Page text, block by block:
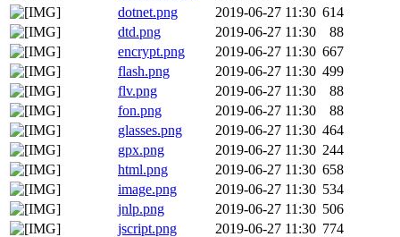
dotnet.png
2019-06-27 11:30 614
dtd.png
2019-06-27 11:30
88
encrypt.png
2019-06-27 11:30 667
flash.png
2019-06-27 11:30 499
flv.png
2019-06-27 11:30
88
fon.png
2019-06-27 11:30
88
glasses.png
2019-06-27 11:30 464
gpx.png
2019-06-27 11:30 244
html.png
2019-06-27 11:30 658
image.png
2019-06-27 11:30 534
jnlp.png
2019-06-27 11:30 506
jscript.png
2019-06-27 11:30 774